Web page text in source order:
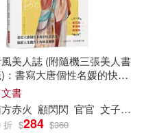
敏(1)
風美人誌 (附隨機三張美人書
：書寫大唐個性名媛的快意
，武則天、楊貴妃、上官
兒、太平公主、公孫大
……唐「潮」精品，吃穿賞
面解析!
書
赤火 顧閃閃 官官 文子君
折 $284 $360